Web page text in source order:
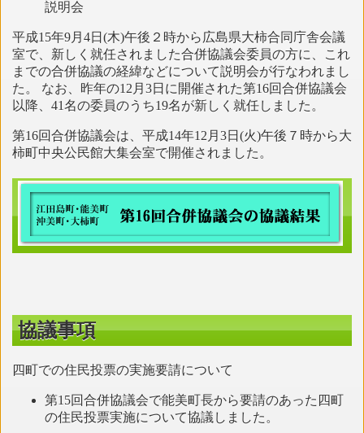
説明会
平成15年9月4日(木)午後２時から広島県大柿合同庁舎会議
室で、新しく就任されました合併協議会委員の方に、これ
までの合併協議の経緯などについて説明会が行なわれまし
た。 なお、昨年の12月3日に開催された第16回合併協議会
以降、41名の委員のうち19名が新しく就任しました。
第16回合併協議会は、平成14年12月3日(火)午後７時から大
柿町中央公民館大集会室で開催されました。
協議事項
四町での住民投票の実施要請について
第15回合併協議会で能美町長から要請のあった四町
の住民投票実施について協議しました。